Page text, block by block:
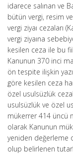
idarece salınan ve
bütün vergi, resim
vergi ziyaı cezaları
vergi ziyaına
kesilen ceza ile bu
Kanunun 370 inci
ön tespite ilişkin
göre kesilen ceza
özel usulsüzlük
usulsüzlük ve özel
mükerrer 414 üncü
olarak Kanunun
yeniden değerleme
olup belirlenen